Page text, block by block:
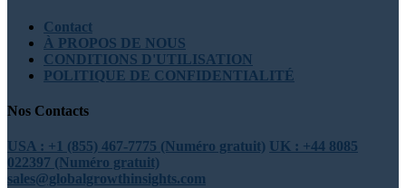
Contact
À PROPOS DE NOUS
CONDITIONS D'UTILISATION
POLITIQUE DE CONFIDENTIALITÉ
Nos Contacts
USA : +1 (855) 467-7775 (Numéro gratuit) UK : +44 8085
022397 (Numéro gratuit)
sales@globalgrowthinsights.com